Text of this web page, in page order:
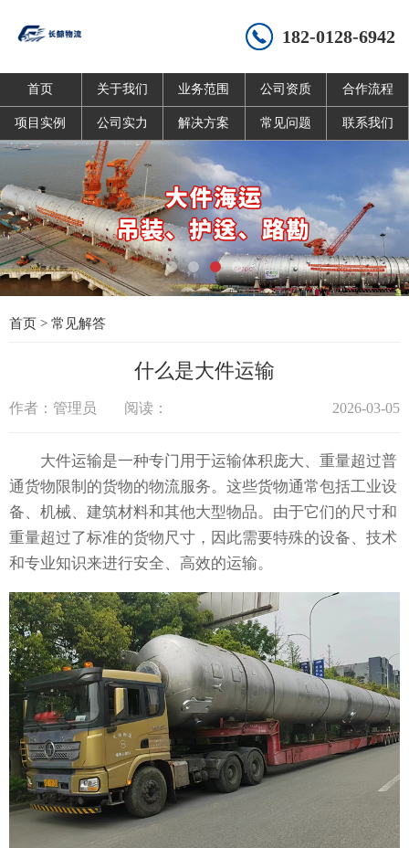
182-0128-6942
首页 关于我们 业务范围 公司资质 合作流程
项目实例 公司实力 解决方案 常见问题 联系我们
首页 > 常见解答
什么是大件运输
作者：管理员 阅读： 2026-03-05
大件运输是一种专门用于运输体积庞大、重量超过普
通货物限制的货物的物流服务。这些货物通常包括工业设
备、机械、建筑材料和其他大型物品。由于它们的尺寸和
重量超过了标准的货物尺寸，因此需要特殊的设备、技术
和专业知识来进行安全、高效的运输。